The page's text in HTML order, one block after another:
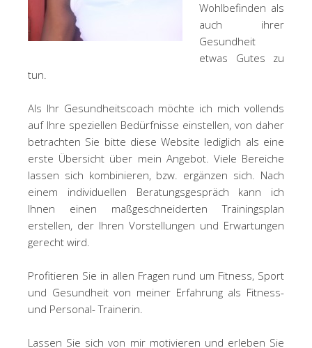
Wohlbefinden als
auch ihrer
Gesundheit
etwas Gutes zu
tun.
Als Ihr Gesundheitscoach möchte ich mich vollends
auf Ihre speziellen Bedürfnisse einstellen, von daher
betrachten Sie bitte diese Website lediglich als eine
erste Übersicht über mein Angebot. Viele Bereiche
lassen sich kombinieren, bzw. ergänzen sich. Nach
einem individuellen Beratungsgespräch kann ich
Ihnen einen maßgeschneiderten Trainingsplan
erstellen, der Ihren Vorstellungen und Erwartungen
gerecht wird.
Profitieren Sie in allen Fragen rund um Fitness, Sport
und Gesundheit von meiner Erfahrung als Fitness-
und Personal- Trainerin.
Lassen Sie sich von mir motivieren und erleben Sie